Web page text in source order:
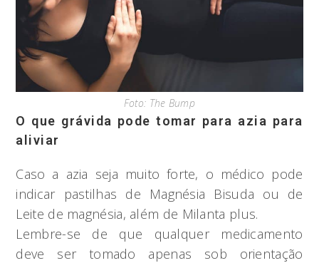
Foto: The Bump
O que grávida pode tomar para azia para
aliviar
Caso a azia seja muito forte, o médico pode
indicar pastilhas de Magnésia Bisuda ou de
Leite de magnésia, além de Milanta plus.
Lembre-se de que qualquer medicamento
deve ser tomado apenas sob orientação